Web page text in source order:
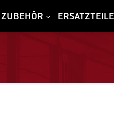
ZUBEHÖR ERSATZTEILE